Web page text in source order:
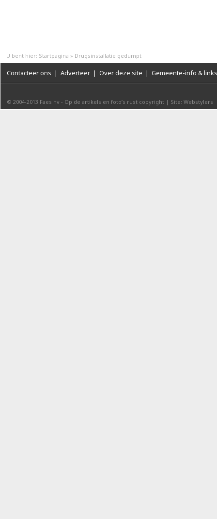
U bent hier: Startpagina » Drugsinstallatie gedumpt
Contacteer ons | Adverteer | Over deze site | Gemeente-info & links
© 2004-2013 Faes nv - Op de artikels en foto’s rust copyright | Site: Webstylers